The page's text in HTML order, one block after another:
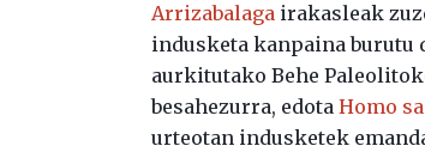
Arrizabalaga irakasleak
indusketa kanpaina burutu
aurkitutako Behe
besahezurra, edotaHomo
urteotan indusketek